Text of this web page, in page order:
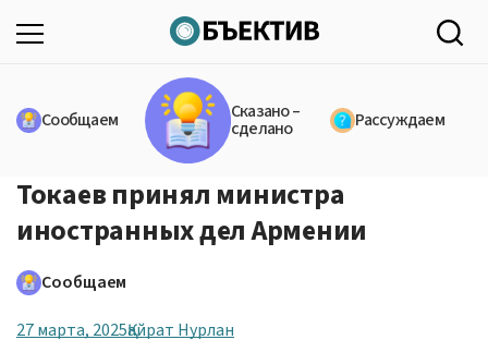
Сообщаем Сказано –
сделано Рассуждаем
Токаев принял министра
иностранных дел Армении
Сообщаем
27 марта, 2025Қайрат Нурлан